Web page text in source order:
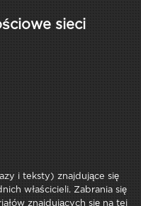
sieci
i teksty) znajdujące się
właścicieli. Zabrania się
znajdujących się na tej